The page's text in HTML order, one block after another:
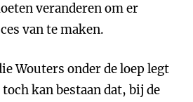
veranderen om er
van te maken.
Wouters onder de loep legt
kan bestaan dat, bij de